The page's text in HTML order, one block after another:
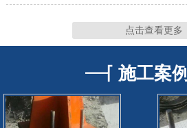
网架支座
点击查看更多
施工案例